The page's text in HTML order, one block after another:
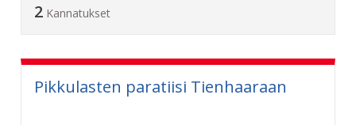
2 Kannatukset
Pikkulasten paratiisi Tienhaaraan